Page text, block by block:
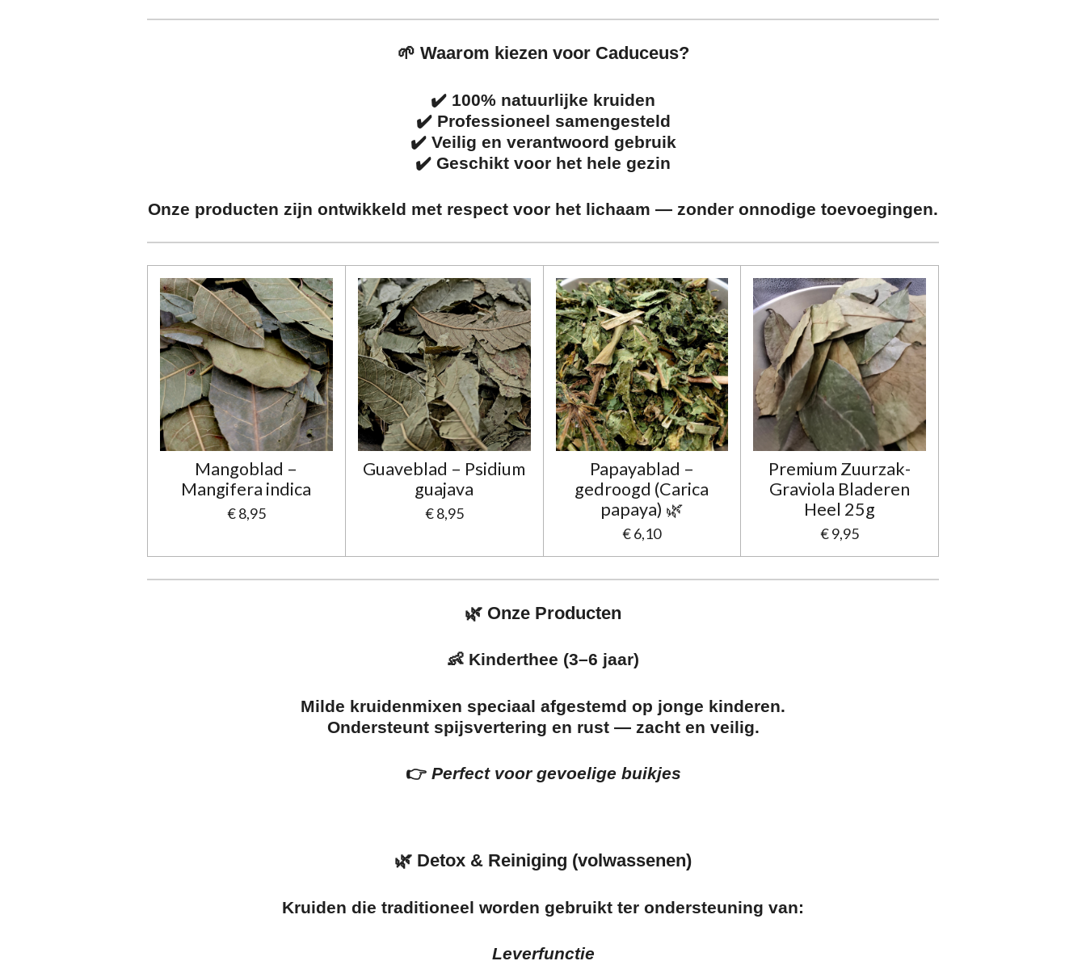
🌱 Waarom kiezen voor Caduceus?
✔️ 100% natuurlijke kruiden
✔️ Professioneel samengesteld
✔️ Veilig en verantwoord gebruik
✔️ Geschikt voor het hele gezin
Onze producten zijn ontwikkeld met respect voor het lichaam — zonder onnodige toevoegingen.
Mangoblad –
Mangifera indica
€ 8,95
Guaveblad – Psidium
guajava
€ 8,95
Papayablad –
gedroogd (Carica
papaya) 🌿
€ 6,10
Premium Zuurzak-
Graviola Bladeren
Heel 25g
€ 9,95
🌿 Onze Producten
👶 Kinderthee (3–6 jaar)
Milde kruidenmixen speciaal afgestemd op jonge kinderen.
Ondersteunt spijsvertering en rust — zacht en veilig.
👉 Perfect voor gevoelige buikjes
🌿 Detox & Reiniging (volwassenen)
Kruiden die traditioneel worden gebruikt ter ondersteuning van:
Leverfunctie